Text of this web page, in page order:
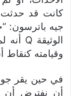
كانت قد
جيه باترسون:
الوثيقة Q أنه لم يختر كل
وقيامته كنقاط
في حين يقر